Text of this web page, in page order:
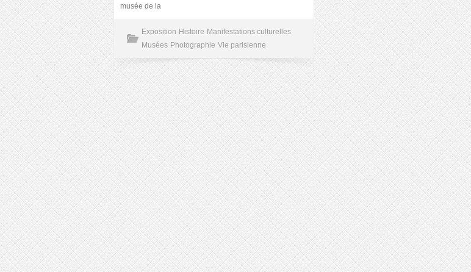
musée de la
Exposition Histoire Manifestations culturelles
Musées Photographie Vie parisienne